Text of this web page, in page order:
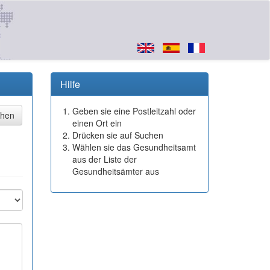
Hilfe
Geben sie eine Postleitzahl oder
einen Ort ein
Drücken sie auf Suchen
Wählen sie das Gesundheitsamt
aus der Liste der
Gesundheitsämter aus